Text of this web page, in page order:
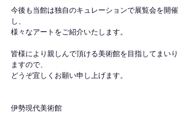
今後も当館は独自のキュレーションで展覧会を開催
し、
様々なアートをご紹介いたします。
皆様により親しんで頂ける美術館を目指してまいり
ますので、
どうぞ宜しくお願い申し上げます。
伊勢現代美術館